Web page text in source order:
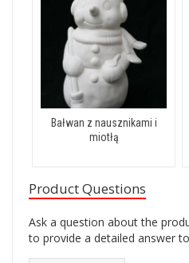
Bałwan z nausznikami i
miotłą
Product Questions
Ask a question about the
to provide a detailed answer